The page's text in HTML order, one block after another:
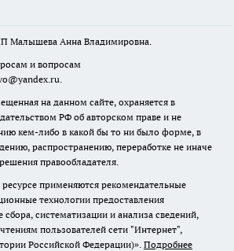
Малышева Анна Владимировна.
и вопросам
на данном сайте, охраняется в
РФ об авторском праве и не
кем-либо в какой бы то ни было форме, в
распространению, переработке не иначе
правообладателя.
применяются рекомендательные
технологии предоставления
систематизации и анализа сведений,
пользователей сети "Интернет",
Российской Федерации)». Подробнее